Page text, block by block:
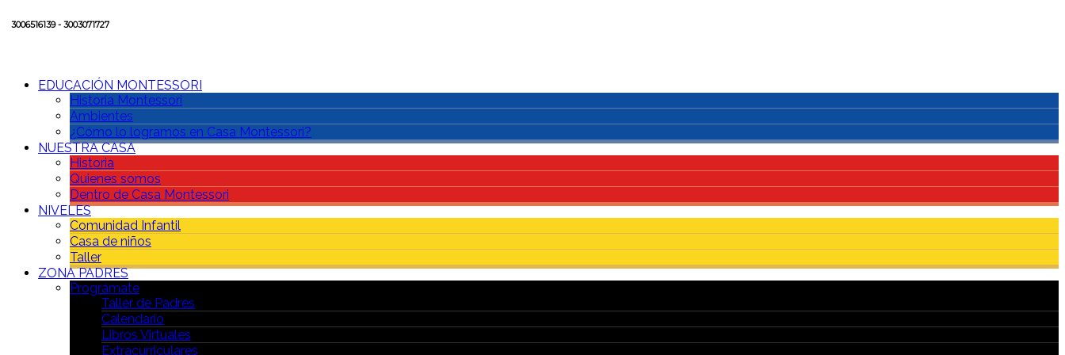
3006516139 - 3003071727
EDUCACIÓN MONTESSORI
Historia Montessori
Ambientes
¿Cómo lo logramos en Casa Montessori?
NUESTRA CASA
Historia
Quienes somos
Dentro de Casa Montessori
NIVELES
Comunidad Infantil
Casa de niños
Taller
ZONA PADRES
Prográmate
Taller de Padres
Calendario
Libros Virtuales
Extracurriculares